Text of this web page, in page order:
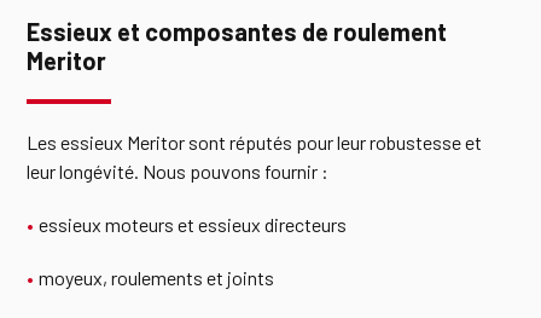
Essieux et composantes de roulement
Meritor
Les essieux Meritor sont réputés pour leur robustesse et
leur longévité. Nous pouvons fournir :
essieux moteurs et essieux directeurs
moyeux, roulements et joints